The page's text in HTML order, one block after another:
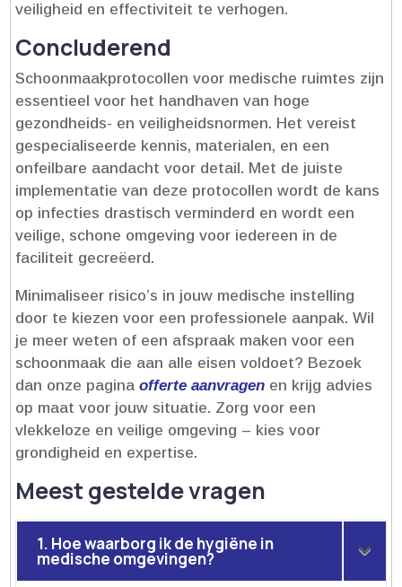
veiligheid en effectiviteit te verhogen.​
Concluderend
Schoonmaakprotocollen voor medische ruimtes zijn
essentieel voor het handhaven van hoge
gezondheids- en veiligheidsnormen.​ Het vereist
gespecialiseerde kennis, materialen, en een
onfeilbare aandacht voor detail.​ Met de juiste
implementatie van deze protocollen wordt de kans
op infecties drastisch verminderd en wordt een
veilige, schone omgeving voor iedereen in de
faciliteit gecreëerd.​
Minimaliseer risico’s in jouw medische instelling
door te kiezen voor een professionele aanpak.​ Wil
je meer weten of een afspraak maken voor een
schoonmaak die aan alle eisen voldoet? Bezoek
dan onze paginaofferte aanvragen en krijg advies
op maat voor jouw situatie.​ Zorg voor een
vlekkeloze en veilige omgeving – kies voor
grondigheid en expertise.​
Meest gestelde vragen
1. Hoe waarborg ik de hygiëne in
medische omgevingen?